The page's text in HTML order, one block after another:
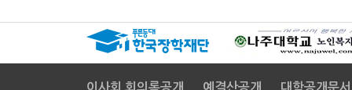
이사회 회의록공개 예결산공개 대학공개문서